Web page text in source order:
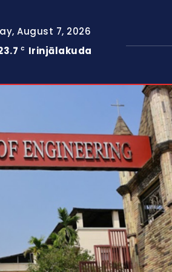
August 7, 2026
C Irinjālakuda